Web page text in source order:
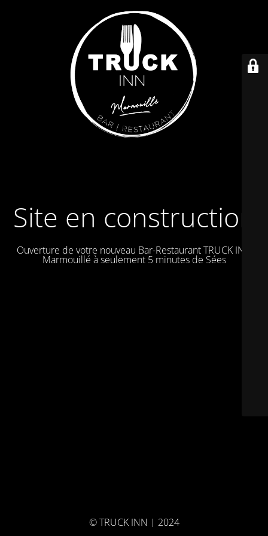
Site en construction
Ouverture de votre nouveau Bar-Restaurant TRUCK IN à
Marmouillé à seulement 5 minutes de Sées
© TRUCK INN | 2024